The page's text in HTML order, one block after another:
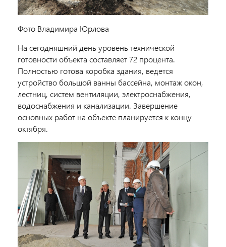
Фото Владимира Юрлова
На сегодняшний день уровень технической
готовности объекта составляет 72 процента.
Полностью готова коробка здания, ведется
устройство большой ванны бассейна, монтаж окон,
лестниц, систем вентиляции, электроснабжения,
водоснабжения и канализации. Завершение
основных работ на объекте планируется к концу
октября.